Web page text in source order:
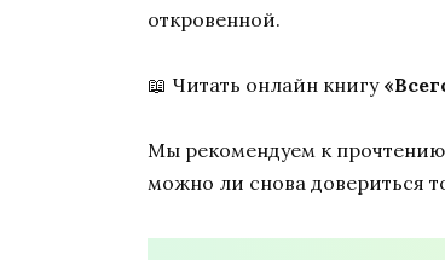
откровенной.
📖 Читать онлайн книгу
Мы рекомендуем к
можно ли снова довериться